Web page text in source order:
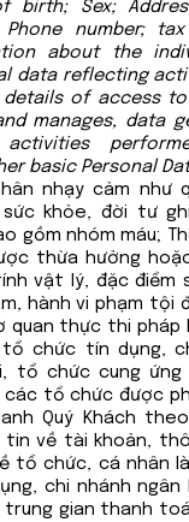
birth; Sex;
Phone number;
about the
data reflecting
of access
manages, data
activities
basic Personal
nhạy cảm như
sức khỏe, đời tư
gồm nhóm máu;
thừa hưởng
vật lý, đặc điểm
hành vi phạm tội
quan thực thi pháp
tổ chức tín dụng,
tổ chức cung
tổ chức được
Quý Khách
về tài khoản,
tổ chức, cá nhân
chi nhánh ngân
gian thanh